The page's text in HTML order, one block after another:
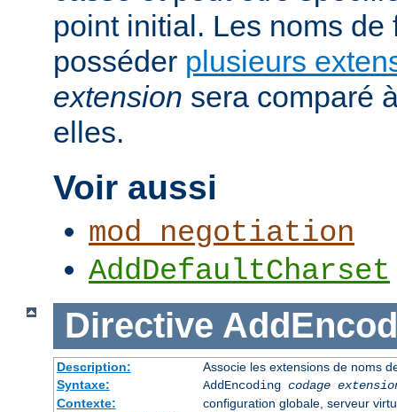
point initial. Les noms de
posséder plusieurs
extension sera comparé
elles.
Voir aussi
mod_negotiation
AddDefaultCharset
Directive
Description:
Associe les extensions de noms
Syntaxe:
AddEncoding codage
Contexte:
configuration globale, serveur